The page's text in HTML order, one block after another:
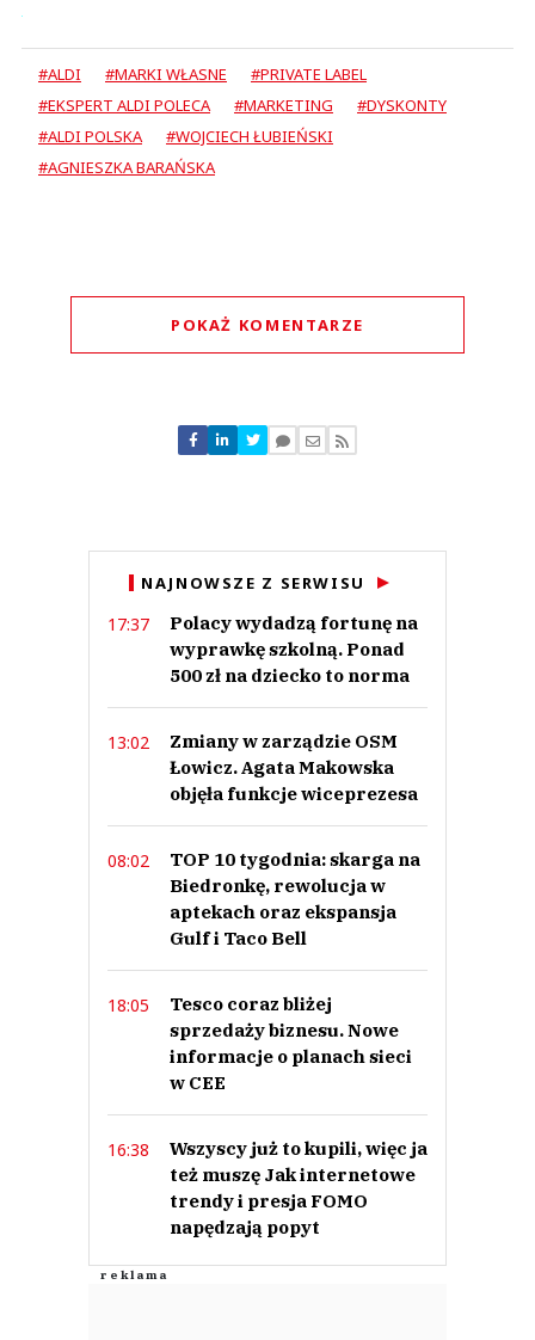
#ALDI #MARKI WŁASNE
#PRIVATE LABEL
#EKSPERT ALDI POLECA
#MARKETING
#DYSKONTY
#ALDI POLSKA
#WOJCIECH ŁUBIEŃSKI
#AGNIESZKA BARAŃSKA
POKAŻ KOMENTARZE
Nie znaleziono komentarzy
Zostaw swoje komentarze
NAJNOWSZE Z SERWISU
17:37
Polacy wydadzą fortunę na
wyprawkę szkolną. Ponad
500 zł na dziecko to norma
13:02
Zmiany w zarządzie OSM
Łowicz. Agata Makowska
objęła funkcje wiceprezesa
08:02
TOP 10 tygodnia: skarga na
Biedronkę, rewolucja w
aptekach oraz ekspansja
Gulf i Taco Bell
18:05
Tesco coraz bliżej
sprzedaży biznesu. Nowe
informacje o planach sieci
w CEE
16:38
Wszyscy już to kupili, więc ja
też muszę Jak internetowe
trendy i presja FOMO
napędzają popyt